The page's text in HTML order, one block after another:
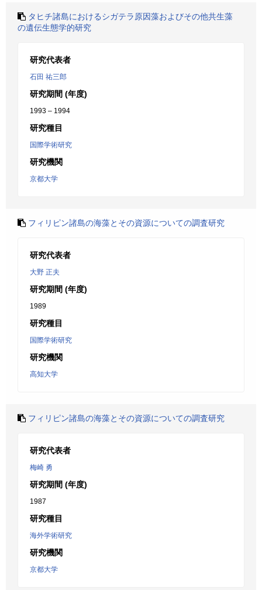
タヒチ諸島におけるシガテラ原因藻およびその他共生藻
の遺伝生態学的研究
研究代表者
石田 祐三郎
研究期間 (年度)
1993 – 1994
研究種目
国際学術研究
研究機関
京都大学
フィリピン諸島の海藻とその資源についての調査研究
研究代表者
大野 正夫
研究期間 (年度)
1989
研究種目
国際学術研究
研究機関
高知大学
フィリピン諸島の海藻とその資源についての調査研究
研究代表者
梅崎 勇
研究期間 (年度)
1987
研究種目
海外学術研究
研究機関
京都大学